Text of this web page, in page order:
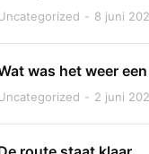
8 juni
was het weer
2 juni